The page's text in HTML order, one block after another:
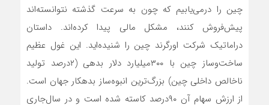
چین را درمی‌یابیم که چون به سرعت گذشته نتوانسته‌اند
پیش‌فروش کنند، مشکل مالی پیدا کرده‌اند. داستان
دراماتیک شرکت اورگرند چین را شنیده‌اید. این غول عظیم
ساخت‌وساز چین با ۳۰۰میلیارد دلار بدهی (۲درصد تولید
ناخالص داخلی چین) بزرگ‌ترین انبوه‌ساز بدهکار جهان است.
از ارزش سهام آن ۹۰درصد کاسته شده است و در سال‌جاری